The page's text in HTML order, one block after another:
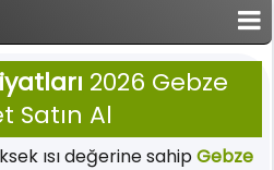
2026 Gebze
Satın Al
ısı değerine sahipGebze